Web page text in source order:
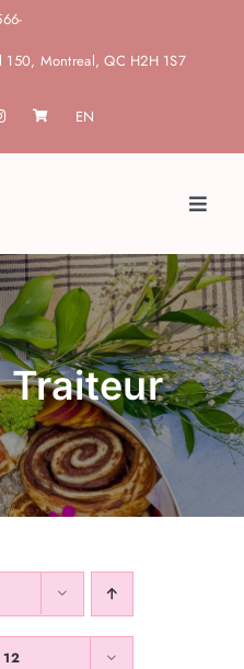
150, Montreal, QC H2H 1S7
EN
Toggle
Traiteur
12